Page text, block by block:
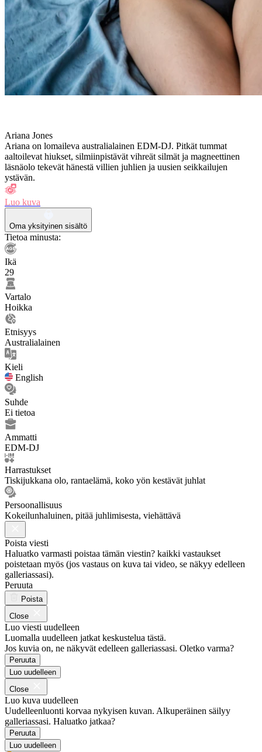
Ariana Jones
Ariana on lomaileva australialainen EDM-DJ. Pitkät tummat
aaltoilevat hiukset, silmiinpistävät vihreät silmät ja magneettinen
läsnäolo tekevät hänestä villien juhlien ja uusien seikkailujen
ystävän.
Luo kuva
Oma yksityinen sisältö
Tietoa minusta:
Ikä
29
Vartalo
Hoikka
Etnisyys
Australialainen
Kieli
English
Suhde
Ei tietoa
Ammatti
EDM-DJ
Harrastukset
Tiskijukkana olo, rantaelämä, koko yön kestävät juhlat
Persoonallisuus
Kokeilunhaluinen, pitää juhlimisesta, viehättävä
Poista viesti
Haluatko varmasti poistaa tämän viestin? kaikki vastaukset
poistetaan myös (jos vastaus on kuva tai video, se näkyy edelleen
galleriassasi).
Peruuta
Poista
Close
Luo viesti uudelleen
Luomalla uudelleen jatkat keskustelua tästä.
Jos kuvia on, ne näkyvät edelleen galleriassasi. Oletko varma?
Peruuta
Luo uudelleen
Close
Luo kuva uudelleen
Uudelleenluonti korvaa nykyisen kuvan. Alkuperäinen säilyy
galleriassasi. Haluatko jatkaa?
Peruuta
Luo uudelleen